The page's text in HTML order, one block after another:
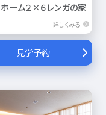
ーム２×６レンガの家
詳しくみる
見学予約